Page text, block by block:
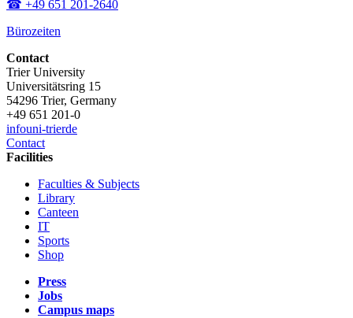
☎ +49 651 201-2640
Bürozeiten
Contact
Trier University
Universitätsring 15
54296 Trier, Germany
+49 651 201-0
infouni-trierde
Contact
Facilities
Faculties & Subjects
Library
Canteen
IT
Sports
Shop
Press
Jobs
Campus maps